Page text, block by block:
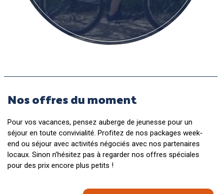
Nos offres du moment
Pour vos vacances, pensez auberge de jeunesse pour un
séjour en toute convivialité. Profitez de nos packages week-
end ou séjour avec activités négociés avec nos partenaires
locaux. Sinon n’hésitez pas à regarder nos offres spéciales
pour des prix encore plus petits !